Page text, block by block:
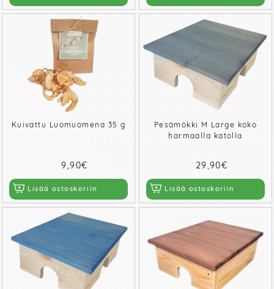
Kuivattu Luomuomena 35 g
9,90€
Lisää ostoskoriin
Pesämökki M Large koko
harmaalla katolla
29,90€
Lisää ostoskoriin